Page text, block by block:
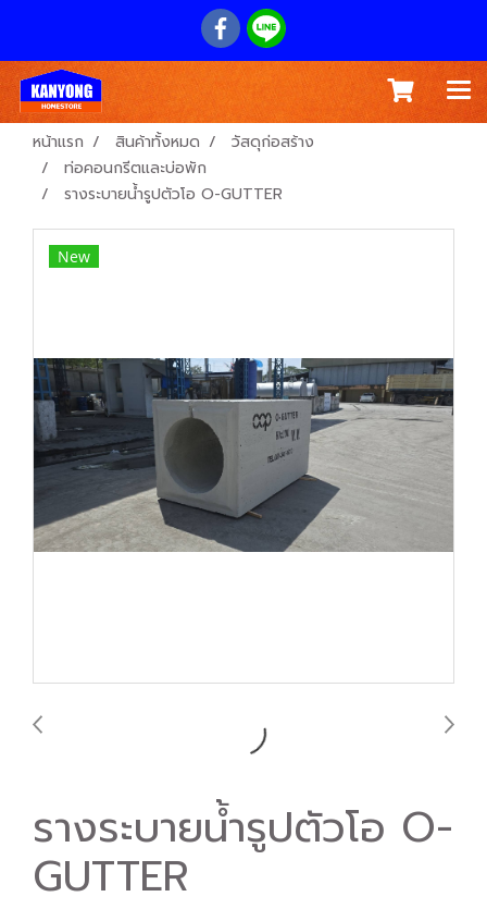
หน้าแรก สินค้าทั้งหมด
วัสดุก่อสร้าง
ท่อคอนกรีตและบ่อพัก
รางระบายน้ำรูปตัวโอ O-GUTTER
New
รางระบายน้ำรูปตัวโอ O-
GUTTER